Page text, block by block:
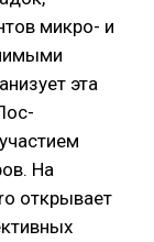
микро- и
эта
На
открывает